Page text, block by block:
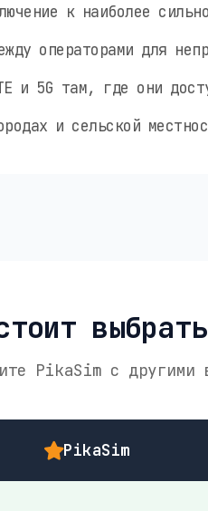
к наиболее
операторами для
и 5G там, где они
и сельской
PikaSim с другими
PikaSim